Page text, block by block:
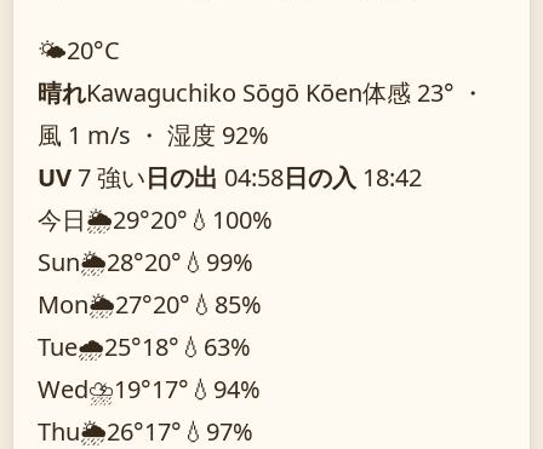
🌤️20°C
晴れKawaguchiko Sōgō Kōen体感 23° ・
風 1 m/s ・ 湿度 92%
UV7 強い日の出 04:58日の入 18:42
今日🌦️29°20° 💧100%
Sun🌦️28°20° 💧99%
Mon🌦️27°20° 💧85%
Tue🌧️25°18° 💧63%
Wed⛈️19°17° 💧94%
Thu🌦️26°17° 💧97%